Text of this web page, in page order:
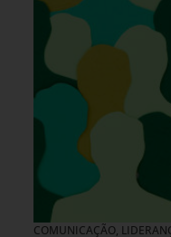
COMUNICAÇÃO,